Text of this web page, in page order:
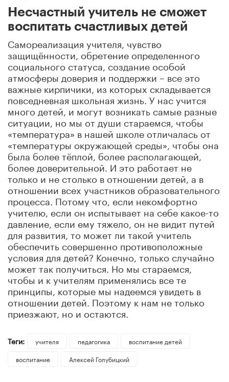
Несчастный учитель не сможет
воспитать счастливых детей
Самореализация учителя, чувство
защищённости, обретение определенного
социального статуса, создание особой
атмосферы доверия и поддержки – все это
важные кирпичики, из которых складывается
повседневная школьная жизнь. У нас учится
много детей, и могут возникать самые разные
ситуации, но мы от души стараемся, чтобы
«температура» в нашей школе отличалась от
«температуры окружающей среды», чтобы она
была более тёплой, более располагающей,
более доверительной. И это работает не
только и не столько в отношении детей, а в
отношении всех участников образовательного
процесса. Потому что, если некомфортно
учителю, если он испытывает на себе какое-то
давление, если ему тяжело, он не видит путей
для развития, то может ли такой учитель
обеспечить совершенно противоположные
условия для детей? Конечно, только случайно
может так получиться. Но мы стараемся,
чтобы и к учителям применялись все те
принципы, которые мы надеемся увидеть в
отношении детей. Поэтому к нам не только
приезжают, но и остаются.
Теги: учителя педагогика
воспитание детей
воспитание
Алексей Голубицкий